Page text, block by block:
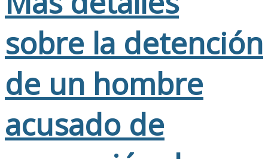
sobre la detención
de un hombre
acusado de